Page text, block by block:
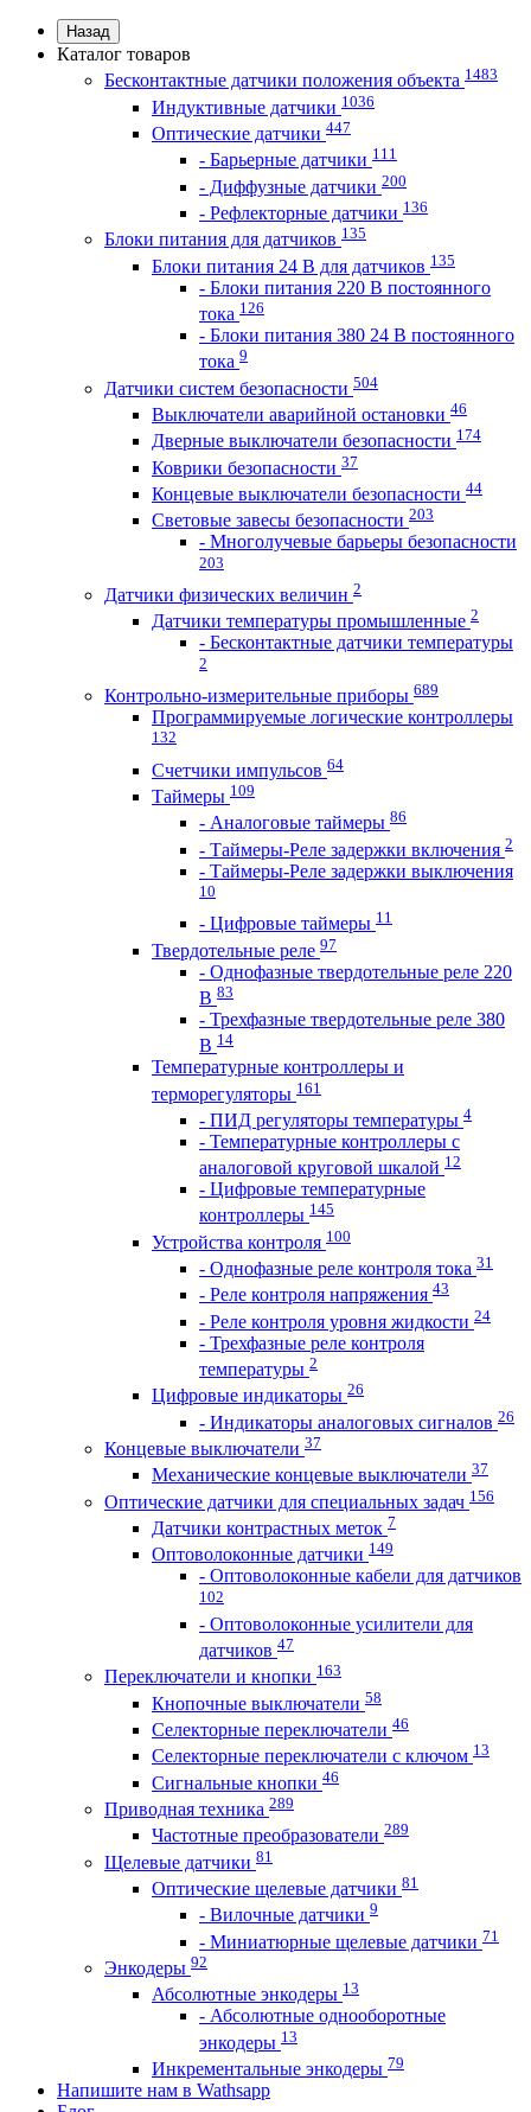
Назад
Каталог товаров
Бесконтактные датчики положения объекта 1483
Индуктивные датчики 1036
Оптические датчики 447
- Барьерные датчики 111
- Диффузные датчики 200
- Рефлекторные датчики 136
Блоки питания для датчиков 135
Блоки питания 24 В для датчиков 135
- Блоки питания 220 В постоянного
тока 126
- Блоки питания 380 24 В постоянного
тока 9
Датчики систем безопасности 504
Выключатели аварийной остановки 46
Дверные выключатели безопасности 174
Коврики безопасности 37
Концевые выключатели безопасности 44
Световые завесы безопасности 203
- Многолучевые барьеры безопасности
203
Датчики физических величин 2
Датчики температуры промышленные 2
- Бесконтактные датчики температуры
2
Контрольно-измерительные приборы 689
Программируемые логические контроллеры
132
Счетчики импульсов 64
Таймеры 109
- Аналоговые таймеры 86
- Таймеры-Реле задержки включения 2
- Таймеры-Реле задержки выключения
10
- Цифровые таймеры 11
Твердотельные реле 97
- Однофазные твердотельные реле 220
В 83
- Трехфазные твердотельные реле 380
В 14
Температурные контроллеры и
терморегуляторы 161
- ПИД регуляторы температуры 4
- Температурные контроллеры с
аналоговой круговой шкалой 12
- Цифровые температурные
контроллеры 145
Устройства контроля 100
- Однофазные реле контроля тока 31
- Реле контроля напряжения 43
- Реле контроля уровня жидкости 24
- Трехфазные реле контроля
температуры 2
Цифровые индикаторы 26
- Индикаторы аналоговых сигналов 26
Концевые выключатели 37
Механические концевые выключатели 37
Оптические датчики для специальных задач 156
Датчики контрастных меток 7
Оптоволоконные датчики 149
- Оптоволоконные кабели для датчиков
102
- Оптоволоконные усилители для
датчиков 47
Переключатели и кнопки 163
Кнопочные выключатели 58
Селекторные переключатели 46
Селекторные переключатели с ключом 13
Сигнальные кнопки 46
Приводная техника 289
Частотные преобразователи 289
Щелевые датчики 81
Оптические щелевые датчики 81
- Вилочные датчики 9
- Миниатюрные щелевые датчики 71
Энкодеры 92
Абсолютные энкодеры 13
- Абсолютные однооборотные
энкодеры 13
Инкрементальные энкодеры 79
Напишите нам в Wathsapp